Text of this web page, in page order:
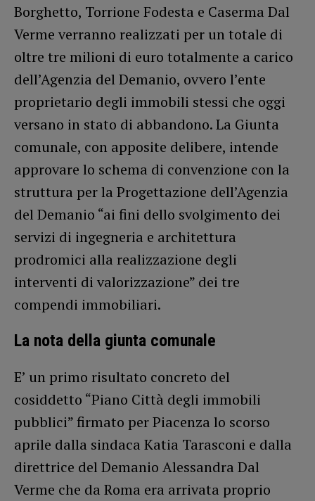
Borghetto, Torrione Fodesta e Caserma Dal
Verme verranno realizzati per un totale di
oltre tre milioni di euro totalmente a carico
dell’Agenzia del Demanio, ovvero l’ente
proprietario degli immobili stessi che oggi
versano in stato di abbandono. La Giunta
comunale, con apposite delibere, intende
approvare lo schema di convenzione con la
struttura per la Progettazione dell’Agenzia
del Demanio “ai fini dello svolgimento dei
servizi di ingegneria e architettura
prodromici alla realizzazione degli
interventi di valorizzazione” dei tre
compendi immobiliari.
La nota della giunta comunale
E’ un primo risultato concreto del
cosiddetto “Piano Città degli immobili
pubblici” firmato per Piacenza lo scorso
aprile dalla sindaca Katia Tarasconi e dalla
direttrice del Demanio Alessandra Dal
Verme che da Roma era arrivata proprio